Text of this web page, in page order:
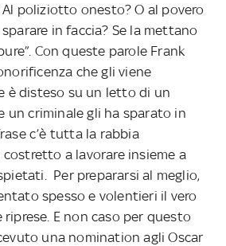
Al poliziotto onesto? O al povero
in faccia? Se la mettano
Con queste parole Frank
che gli viene
è disteso su un letto di un
un criminale gli ha sparato in
c’è tutta la rabbia
costretto a lavorare insieme a
Per prepararsi al meglio,
spesso e volentieri il vero
E non caso per questo
una nomination agli Oscar